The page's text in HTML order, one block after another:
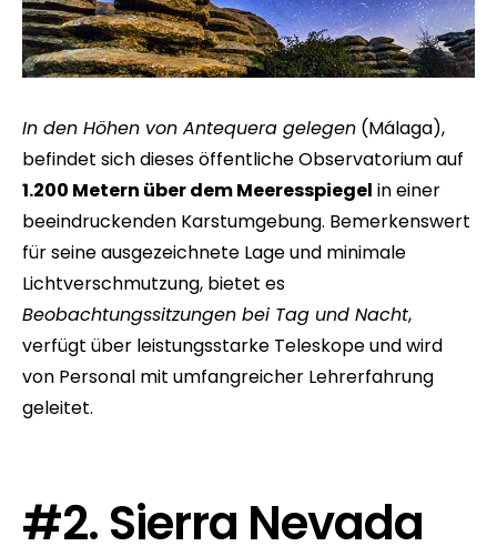
In den Höhen von Antequera gelegen (Málaga),
befindet sich dieses öffentliche Observatorium auf
1.200 Metern über dem Meeresspiegel in einer
beeindruckenden Karstumgebung. Bemerkenswert
für seine ausgezeichnete Lage und minimale
Lichtverschmutzung, bietet es
Beobachtungssitzungen bei Tag und Nacht,
verfügt über leistungsstarke Teleskope und wird
von Personal mit umfangreicher Lehrerfahrung
geleitet.
#2. Sierra Nevada